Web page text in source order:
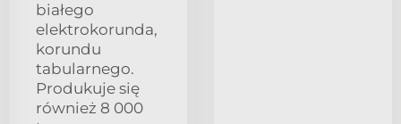
białego
elektrokorunda,
korundu
tabularnego.
Produkuje się
również 8 000